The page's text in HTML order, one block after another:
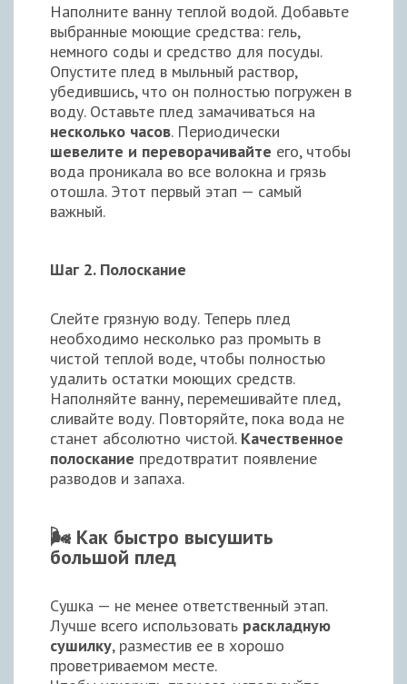
Наполните ванну теплой водой. Добавьте
выбранные моющие средства: гель,
немного соды и средство для посуды.
Опустите плед в мыльный раствор,
убедившись, что он полностью погружен в
воду. Оставьте плед замачиваться на
несколько часов. Периодически
шевелите и переворачивайте его, чтобы
вода проникала во все волокна и грязь
отошла. Этот первый этап — самый
важный.
Шаг 2. Полоскание
Слейте грязную воду. Теперь плед
необходимо несколько раз промыть в
чистой теплой воде, чтобы полностью
удалить остатки моющих средств.
Наполняйте ванну, перемешивайте плед,
сливайте воду. Повторяйте, пока вода не
станет абсолютно чистой. Качественное
полоскание предотвратит появление
разводов и запаха.
🌬️ Как быстро высушить
большой плед
Сушка — не менее ответственный этап.
Лучше всего использовать раскладную
сушилку, разместив ее в хорошо
проветриваемом месте.